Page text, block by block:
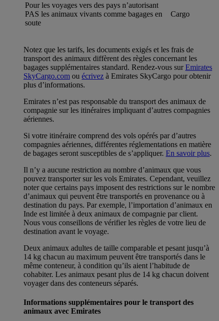
Pour les voyages vers des pays n’autorisant
PAS les animaux vivants comme bagages en
soute
Cargo
Notez que les tarifs, les documents exigés et les frais de
transport des animaux diffèrent des règles concernant les
bagages supplémentaires standard. Rendez-vous surEmirates
SkyCargo.com ou écrivez à Emirates SkyCargo pour obtenir
plus d’informations.
Emirates n’est pas responsable du transport des animaux de
compagnie sur les itinéraires impliquant d’autres compagnies
aériennes.
Si votre itinéraire comprend des vols opérés par d’autres
compagnies aériennes, différentes réglementations en matière
de bagages seront susceptibles de s’appliquer. En savoir plus.
Il n’y a aucune restriction au nombre d’animaux que vous
pouvez transporter sur les vols Emirates. Cependant, veuillez
noter que certains pays imposent des restrictions sur le nombre
d’animaux qui peuvent être transportés en provenance ou à
destination du pays. Par exemple, l’importation d’animaux en
Inde est limitée à deux animaux de compagnie par client.
Nous vous conseillons de vérifier les règles de votre lieu de
destination avant le voyage.
Deux animaux adultes de taille comparable et pesant jusqu’à
14 kg chacun au maximum peuvent être transportés dans le
même conteneur, à condition qu’ils aient l’habitude de
cohabiter. Les animaux pesant plus de 14 kg chacun doivent
voyager dans des conteneurs séparés.
Informations supplémentaires pour le transport des
animaux avec Emirates